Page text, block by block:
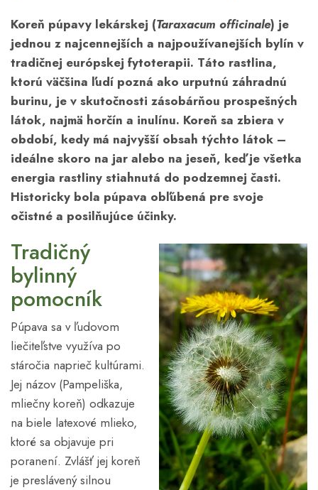
Koreň púpavy lekárskej (Taraxacum officinale) je
jednou z najcennejších a najpoužívanejších bylín v
tradičnej európskej fytoterapii. Táto rastlina,
ktorú väčšina ľudí pozná ako urputnú záhradnú
burinu, je v skutočnosti zásobárňou prospešných
látok, najmä horčín a inulínu. Koreň sa zbiera v
období, kedy má najvyšší obsah týchto látok –
ideálne skoro na jar alebo na jeseň, keď je všetka
energia rastliny stiahnutá do podzemnej časti.
Historicky bola púpava obľúbená pre svoje
očistné a posilňujúce účinky.
Tradičný
bylinný
pomocník
Púpava sa v ľudovom
liečiteľstve využíva po
stáročia naprieč kultúrami.
Jej názov (Pampeliška,
mliečny koreň) odkazuje
na biele latexové mlieko,
ktoré sa objavuje pri
poranení. Zvlášť jej koreň
je preslávený silnou